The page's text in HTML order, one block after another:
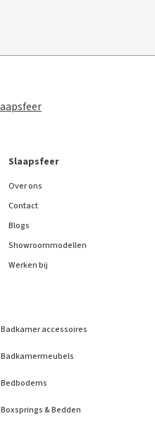
Badkamer accessoires
Badkamermeubels
Bedbodems
Boxsprings & Bedden
Slaapsfeer
Over ons
Contact
Blogs
Showroommodellen
Werken bij